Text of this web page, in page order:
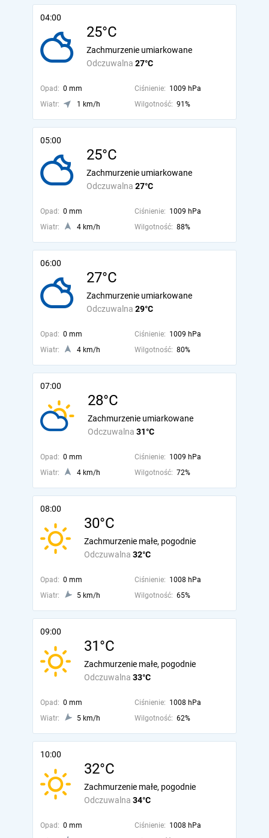
04:00
25°C
Odczuwalna 27°C
Zachmurzenie umiarkowane
Opad: 0 mm Ciśnienie: 1009 hPa
Wiatr:
1 km/h Wilgotność: 91%
05:00
25°C
Odczuwalna 27°C
Zachmurzenie umiarkowane
Opad: 0 mm Ciśnienie: 1009 hPa
Wiatr:
4 km/h Wilgotność: 88%
06:00
27°C
Odczuwalna 29°C
Zachmurzenie umiarkowane
Opad: 0 mm Ciśnienie: 1009 hPa
Wiatr:
4 km/h Wilgotność: 80%
07:00
28°C
Odczuwalna 31°C
Zachmurzenie umiarkowane
Opad: 0 mm Ciśnienie: 1009 hPa
Wiatr:
4 km/h Wilgotność: 72%
08:00
30°C
Odczuwalna 32°C
Zachmurzenie małe, pogodnie
Opad: 0 mm Ciśnienie: 1008 hPa
Wiatr:
5 km/h Wilgotność: 65%
09:00
31°C
Odczuwalna 33°C
Zachmurzenie małe, pogodnie
Opad: 0 mm Ciśnienie: 1008 hPa
Wiatr:
5 km/h Wilgotność: 62%
10:00
32°C
Odczuwalna 34°C
Zachmurzenie małe, pogodnie
Opad: 0 mm Ciśnienie: 1008 hPa